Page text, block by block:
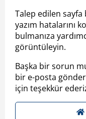
Talep edilen sayfa
yazım hatalarını
bulmanıza
görüntüleyin.
Başka bir sorun
bir e-posta
için teşekkür